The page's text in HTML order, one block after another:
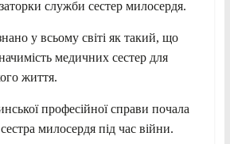
служби сестер милосердя.
у всьому світі як такий, що
медичних сестер для
життя.
професійної справи почала
милосердя під час війни.